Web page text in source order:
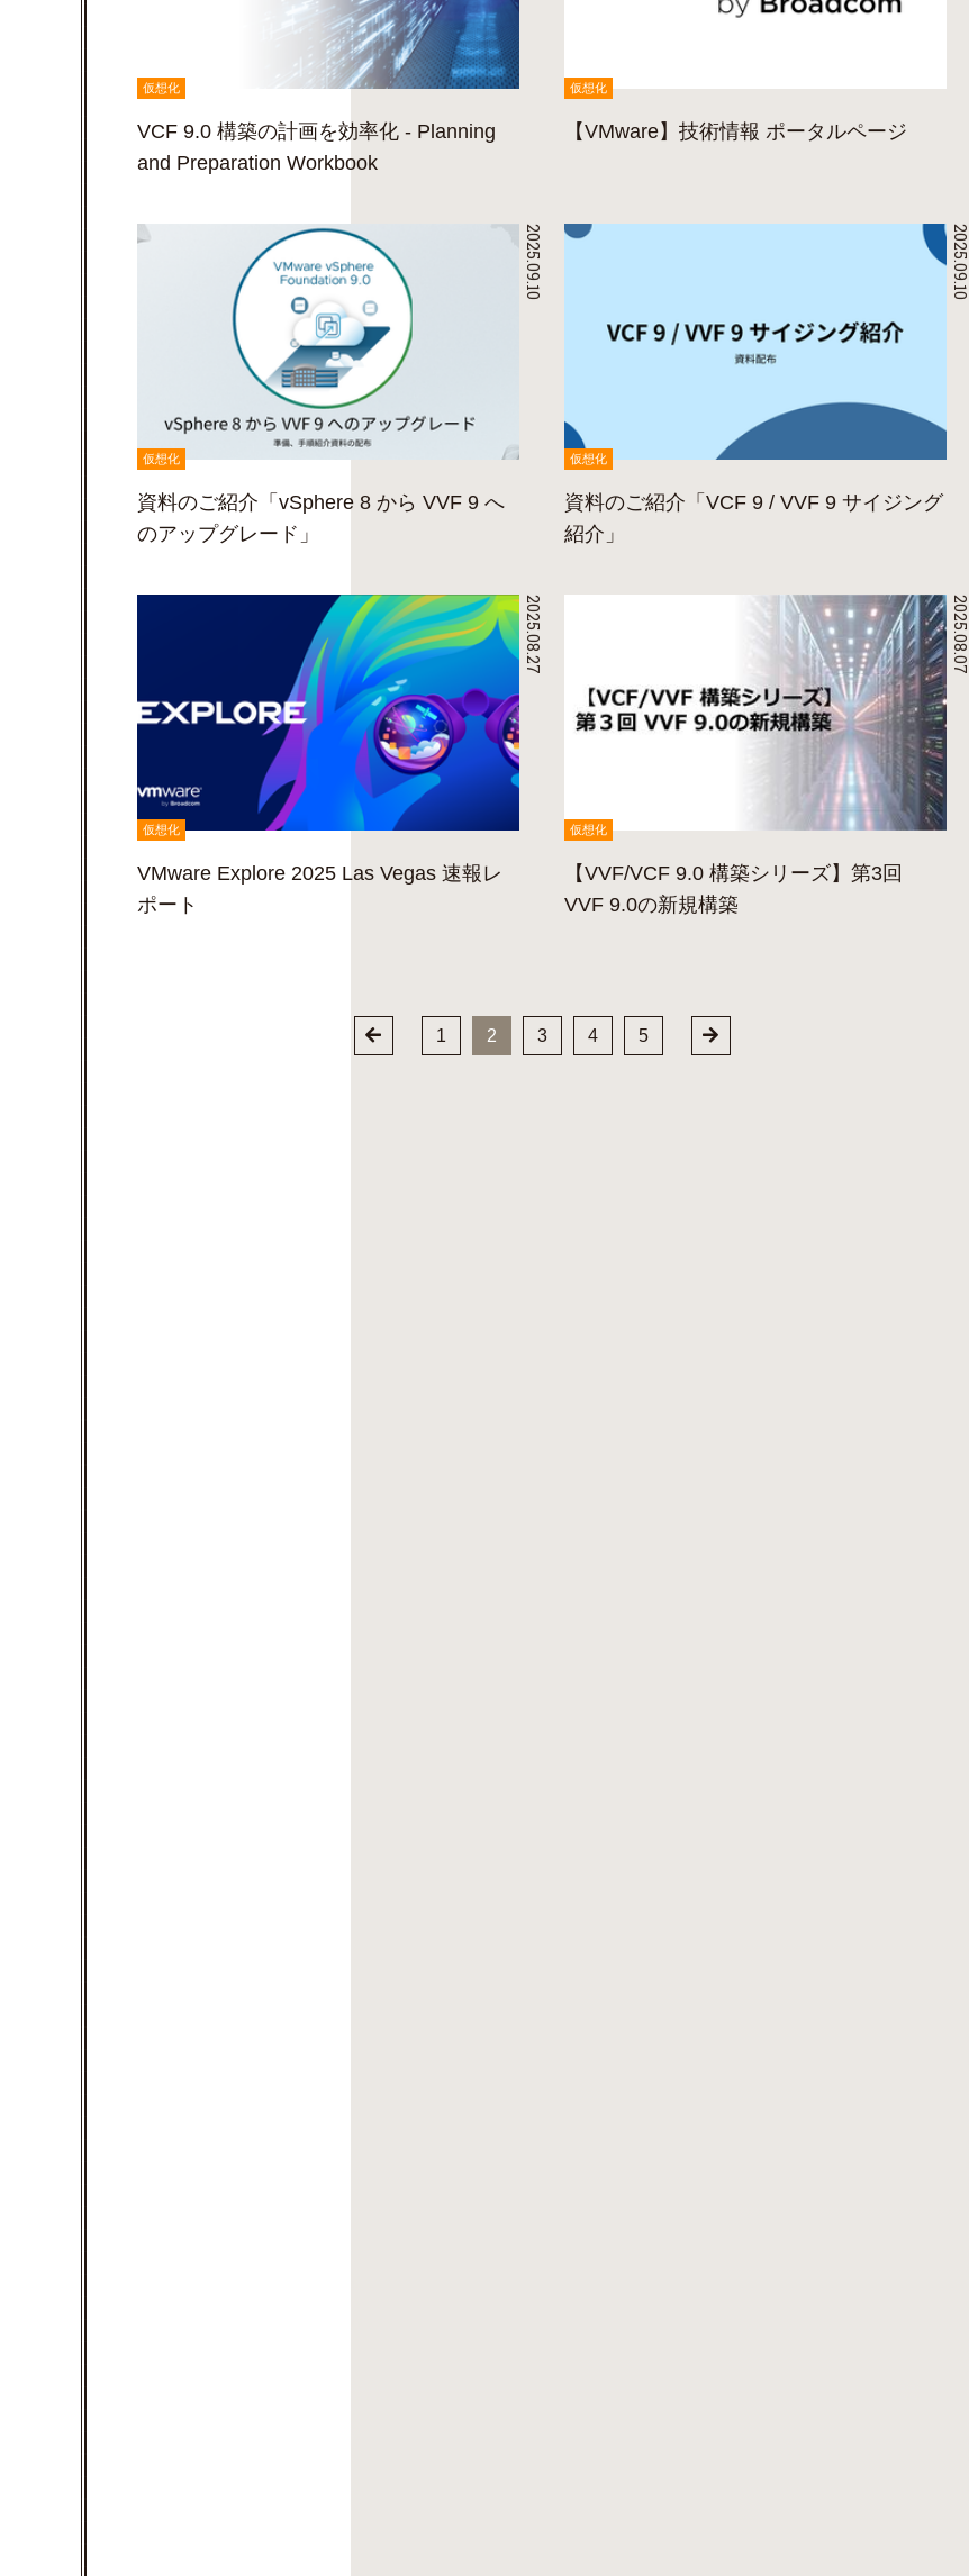
仮想化
VCF 9.0 構築の計画を効率化 - Planning
and Preparation Workbook
仮想化
【VMware】技術情報 ポータルページ
2025.09.10
仮想化
資料のご紹介「vSphere 8 から VVF 9 へ
のアップグレード」
2025.09.10
仮想化
資料のご紹介「VCF 9 / VVF 9 サイジング
紹介」
2025.08.27
仮想化
VMware Explore 2025 Las Vegas 速報レ
ポート
2025.08.07
仮想化
【VVF/VCF 9.0 構築シリーズ】第3回
VVF 9.0の新規構築
1 2 3 4 5